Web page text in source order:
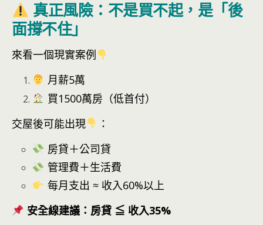
真正風險：不是買不起，是「後
面撐不住」
來看一個現實案例
月薪5萬
買1500萬房（低首付）
交屋後可能出現
：
房貸＋公司貸
管理費＋生活費
每月支出 ≈ 收入60%以上
安全線建議：房貸 ≦ 收入35%